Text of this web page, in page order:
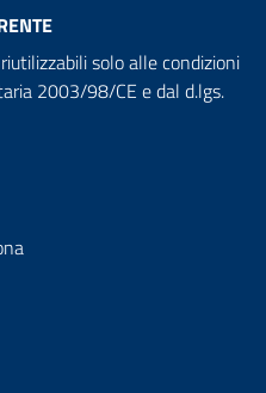
solo alle condizioni
2003/98/CE e dal d.lgs.